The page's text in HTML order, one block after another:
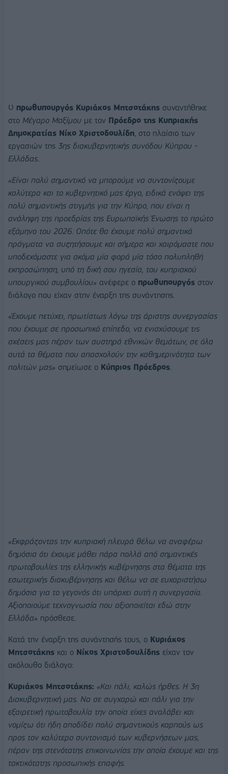
Ο πρωθυπουργός Κυριάκος Μητσοτάκης συναντήθηκε
στο Μέγαρο Μαξίμου με τον Πρόεδρο της Κυπριακής
Δημοκρατίας Νίκο Χριστοδουλίδη , στο πλαίσιο των
εργασιών της 3ης διακυβερνητικής συνόδου Κύπρου -
Ελλάδας.
«Είναι πολύ σημαντικό να μπορούμε να συντονίζουμε
καλύτερα και το κυβερνητικό μας έργο, ειδικά ενόψει της
πολύ σημαντικής στιγμής για την Κύπρο, που είναι η
ανάληψη της προεδρίας της Ευρωπαϊκής Ένωσης το πρώτο
εξάμηνο του 2026. Οπότε θα έχουμε πολύ σημαντικά
πράγματα να συζητήσουμε και σήμερα και χαιρόμαστε που
υποδεχόμαστε για ακόμα μία φορά μία τόσο πολυπληθή
εκπροσώπηση, υπό τη δική σου ηγεσία, του κυπριακού
υπουργικού συμβουλίου» ανέφερε ο πρωθυπουργός στον
διάλογο που είχαν στην έναρξη της συνάντησης.
«Έχουμε πετύχει, πρωτίστως λόγω της άριστης συνεργασίας
που έχουμε σε προσωπικό επίπεδο, να ενισχύσουμε τις
σχέσεις μας πέραν των αυστηρά εθνικών θεμάτων, σε όλα
αυτά τα θέματα που απασχολούν την καθημερινότητα των
πολιτών μας» σημείωσε ο Κύπριος Πρόεδρος.
«Εκφράζοντας την κυπριακή πλευρά θέλω να αναφέρω
δημόσια ότι έχουμε μάθει πάρα πολλά από σημαντικές
πρωτοβουλίες της ελληνικής κυβέρνησης στα θέματα της
εσωτερικής διακυβέρνησης και θέλω να σε ευχαριστήσω
δημόσια για το γεγονός ότι υπάρχει αυτή η συνεργασία.
Αξιοποιούμε τεχνογνωσία που αξιοποιείται εδώ στην
Ελλάδα» πρόσθεσε.
Κατά την έναρξη της συνάντησής τους, ο Κυριάκος
Μητσοτάκης και ο Νίκος Χριστοδουλίδης είχαν τον
ακόλουθο διάλογο:
Κυριάκος Μητσοτάκης: «Και πάλι, καλώς ήρθες. Η 3η
Διακυβερνητική μας. Να σε συγχαρώ και πάλι για την
εξαιρετική πρωτοβουλία την οποία είχες αναλάβει και
νομίζω ότι ήδη αποδίδει πολύ σημαντικούς καρπούς ως
προς τον καλύτερο συντονισμό των κυβερνήσεων μας,
πέραν της στενότατης επικοινωνίας την οποία έχουμε και της
τακτικότατης προσωπικής επαφής.